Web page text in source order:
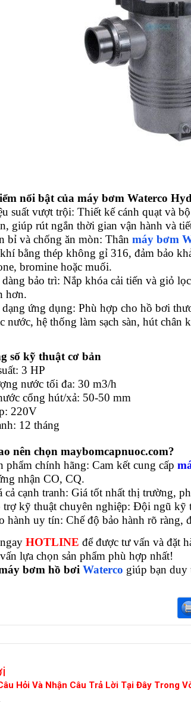
nổi bật của máy bơm Waterco
suất vượt trội: Thiết kế cánh quạt và
giúp rút ngắn thời gian vận hành và
bỉ và chống ăn mòn: Thân máy bơm
bằng thép không gỉ 316, đảm bảo
bromine hoặc muối.​
dàng bảo trì: Nắp khóa cải tiến và giỏ
hơn.​
ứng dụng: Phù hợp cho hồ bơi
nước, hệ thống làm sạch sàn, hút chân
số kỹ thuật cơ bản
3 HP
nước tối đa: 30 m3/h
cổng hút/xả: 50-50 mm
220V
12 tháng
nên chọn maybomcapnuoc.com?
phẩm chính hãng: Cam kết cung cấp
nhận CO, CQ.​
cả cạnh tranh: Giá tốt nhất thị trường,
trợ kỹ thuật chuyên nghiệp: Đội ngũ kỹ
hành uy tín: Chế độ bảo hành rõ ràng,
HOTLINE để được tư vấn và đặt
lựa chọn sản phẩm phù hợp nhất!
bơm hồ bơi Waterco giúp bạn duy
Hỏi Và Nhận Câu Trả Lời Tại Đây Trong